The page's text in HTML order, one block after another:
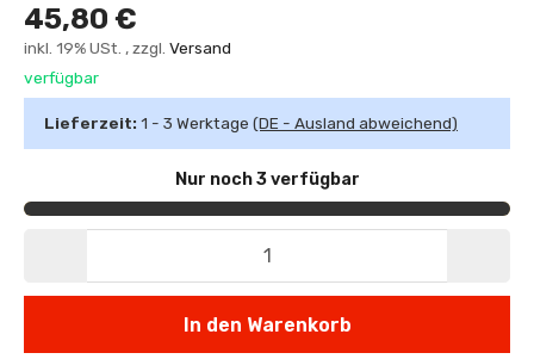
45,80 €
inkl. 19% USt. , zzgl. Versand
verfügbar
Lieferzeit: 1 - 3 Werktage (DE - Ausland abweichend)
Nur noch 3 verfügbar
In den Warenkorb